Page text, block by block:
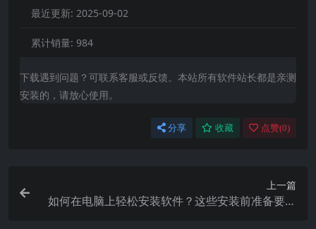
最近更新: 2025-09-02
累计销量: 984
下载遇到问题？可联系客服或反馈。本站所有软件站长都是亲测
安装的，请放心使用。
分享 收藏 点赞(0)
上一篇
如何在电脑上轻松安装软件？这些安装前准备要做